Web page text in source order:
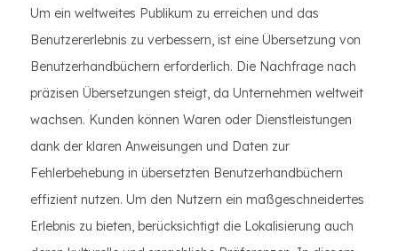
Um ein weltweites Publikum zu erreichen und das
Benutzererlebnis zu verbessern, ist eine Übersetzung von
Benutzerhandbüchern erforderlich. Die Nachfrage nach
präzisen Übersetzungen steigt, da Unternehmen weltweit
wachsen. Kunden können Waren oder Dienstleistungen
dank der klaren Anweisungen und Daten zur
Fehlerbehebung in übersetzten Benutzerhandbüchern
effizient nutzen. Um den Nutzern ein maßgeschneidertes
Erlebnis zu bieten, berücksichtigt die Lokalisierung auch